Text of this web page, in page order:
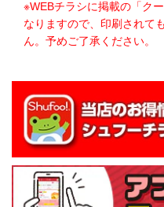
※WEBチラシに掲載の「ク
なりますので、印刷されて
ん。予めご了承ください。